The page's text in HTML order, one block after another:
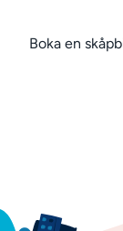
Boka en